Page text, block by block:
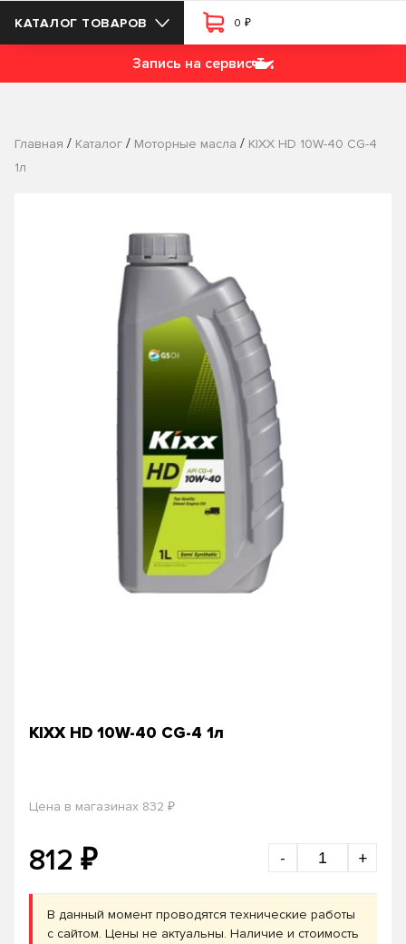
КАТАЛОГ ТОВАРОВ 0 ₽
Запись на сервис
Главная / Каталог / Моторные масла / KIXX HD 10W-40 СG-4
1л
KIXX HD 10W-40 СG-4 1л
Цена в магазинах 832 ₽
812 ₽ - +
В данный момент проводятся технические работы
с сайтом. Цены не актуальны. Наличие и стоимость